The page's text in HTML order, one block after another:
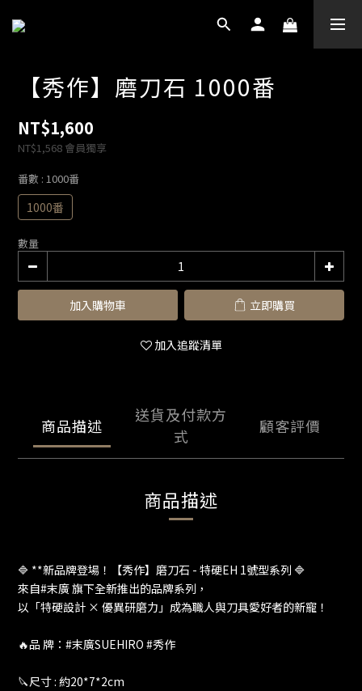
【秀作】磨刀石 1000番
NT$1,600
NT$1,568 會員獨享
番數 : 1000番
1000番
數量
加入購物車 立即購買
加入追蹤清單
商品描述
送貨及付款方
式
顧客評價
商品描述
🔷 **新品牌登場！【秀作】磨刀石 - 特硬EH 1號型系列 🔷
來自#末廣 旗下全新推出的品牌系列，
以「特硬設計 × 優異研磨力」成為職人與刀具愛好者的新寵！
🔥品 牌：#末廣SUEHIRO #秀作
🔪尺寸 : 約20*7*2cm